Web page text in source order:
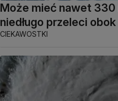
Może mieć nawet
niedługo przeleci
CIEKAWOSTKI